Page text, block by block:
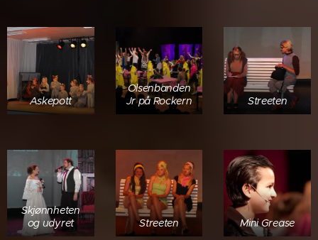
Askepott
Olsenbanden
Jr på Rockern
Streeten
Skjønnheten
og udyret
Streeten Mini Grease